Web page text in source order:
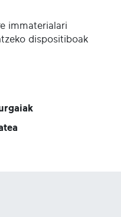
immaterialari
dispositiboak